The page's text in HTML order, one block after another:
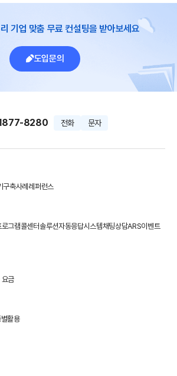
기업 맞춤 무료 컨설팅을 받아보세요
도입문의
8280 전화 문자
구축사례 레퍼런스
그램콜센터솔루션자동응답시스템채팅상담ARS이벤트
요금
활용